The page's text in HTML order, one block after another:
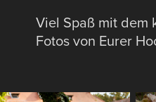
Viel Spaß mit dem
Fotos von Eurer